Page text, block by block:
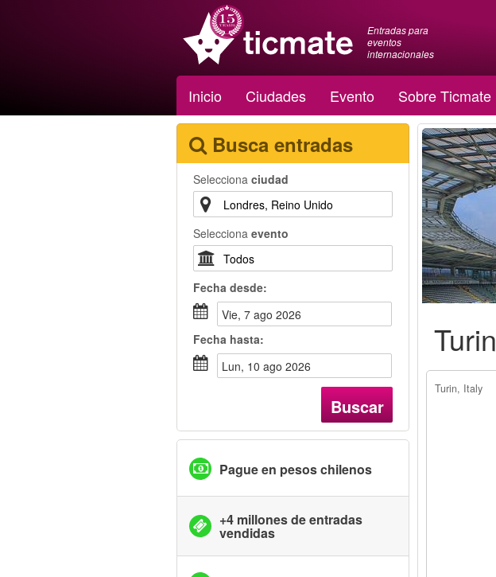
Entradas para
eventos
internacionales
Inicio Ciudades Evento Sobre Ticmate
Busca entradas
Selecciona ciudad
Selecciona evento
Fecha desde:
vie, 7 ago 2026
Fecha hasta:
lun, 10 ago 2026
Buscar
Pague en pesos chilenos
+4 millones de entradas
vendidas
Turin
Turin, Italy